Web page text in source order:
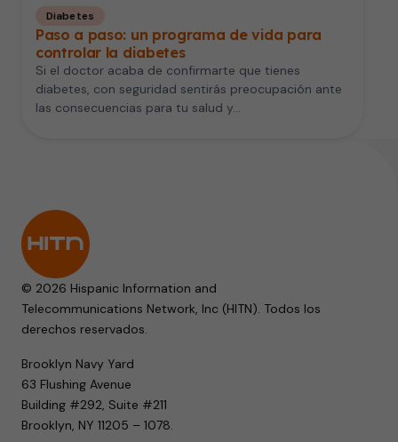
Diabetes
Paso a paso: un programa de vida para
controlar la diabetes
Si el doctor acaba de confirmarte que tienes
diabetes, con seguridad sentirás preocupación ante
las consecuencias para tu salud y…
© 2026 Hispanic Information and
Telecommunications Network, Inc (HITN). Todos los
derechos reservados.
Brooklyn Navy Yard
63 Flushing Avenue
Building #292, Suite #211
Brooklyn, NY 11205 – 1078.